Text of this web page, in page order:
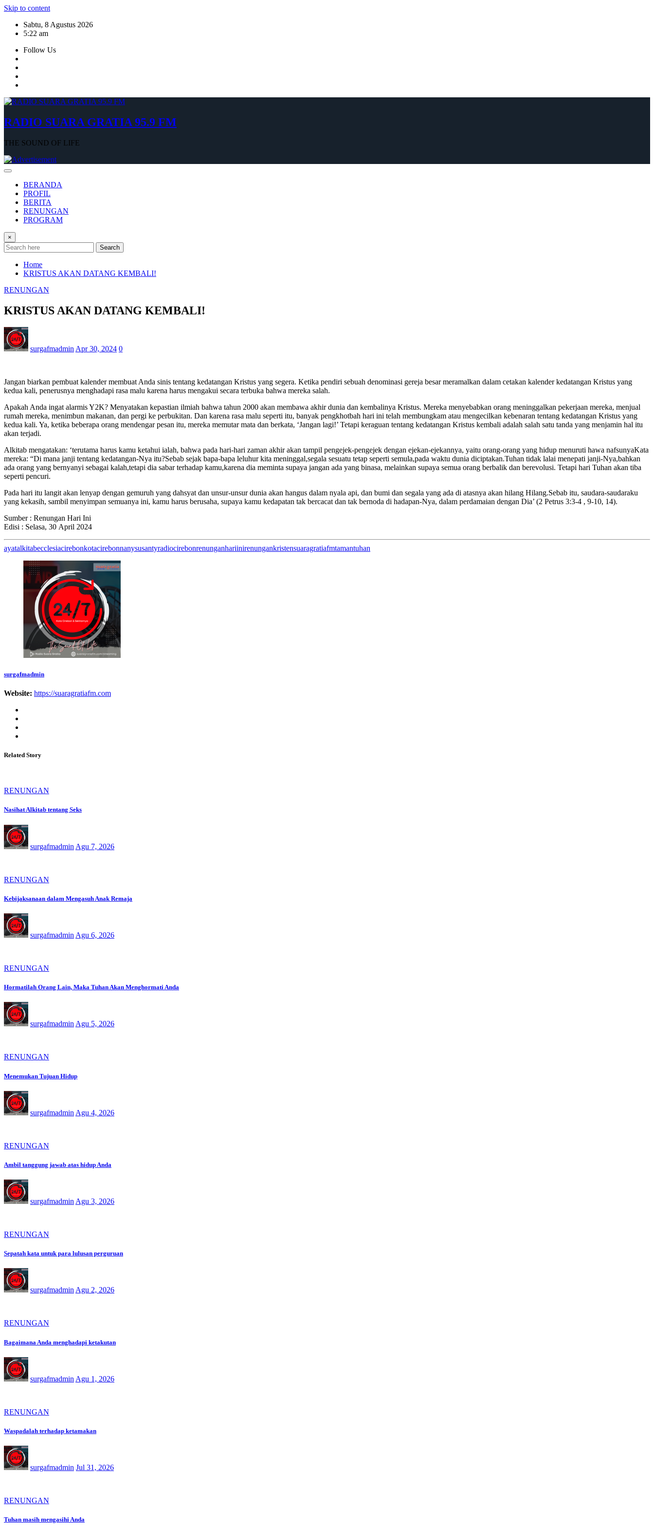
Skip to content
Sabtu, 8 Agustus 2026
5:22 am
Follow Us
RADIO SUARA GRATIA 95.9 FM
THE SOUND OF LIFE
BERANDA
PROFIL
BERITA
RENUNGAN
PROGRAM
×
Search
Home
KRISTUS AKAN DATANG KEMBALI!
RENUNGAN
KRISTUS AKAN DATANG KEMBALI!
surgafmadmin Apr 30, 2024 0
Jangan biarkan pembuat kalender membuat Anda sinis tentang kedatangan Kristus yang segera. Ketika pendiri sebuah denominasi gereja besar meramalkan dalam cetakan kalender kedatangan Kristus yang
kedua kali, penerusnya menghadapi rasa malu karena harus mengakui secara terbuka bahwa mereka salah.
Apakah Anda ingat alarmis Y2K? Menyatakan kepastian ilmiah bahwa tahun 2000 akan membawa akhir dunia dan kembalinya Kristus. Mereka menyebabkan orang meninggalkan pekerjaan mereka, menjual
rumah mereka, menimbun makanan, dan pergi ke perbukitan. Dan karena rasa malu seperti itu, banyak pengkhotbah hari ini telah membungkam atau mengecilkan kebenaran tentang kedatangan Kristus yang
kedua kali. Ya, ketika beberapa orang mendengar pesan itu, mereka memutar mata dan berkata, ‘Jangan lagi!’ Tetapi keraguan tentang kedatangan Kristus kembali adalah salah satu tanda yang menjamin hal itu
akan terjadi.
Alkitab mengatakan: ‘terutama harus kamu ketahui ialah, bahwa pada hari-hari zaman akhir akan tampil pengejek-pengejek dengan ejekan-ejekannya, yaitu orang-orang yang hidup menuruti hawa nafsunyaKata
mereka: “Di mana janji tentang kedatangan-Nya itu?Sebab sejak bapa-bapa leluhur kita meninggal,segala sesuatu tetap seperti semula,pada waktu dunia diciptakan.Tuhan tidak lalai menepati janji-Nya,bahkan
ada orang yang bernyanyi sebagai kalah,tetapi dia sabar terhadap kamu,karena dia meminta supaya jangan ada yang binasa, melainkan supaya semua orang berbalik dan berevolusi. Tetapi hari Tuhan akan tiba
seperti pencuri.
Pada hari itu langit akan lenyap dengan gemuruh yang dahsyat dan unsur-unsur dunia akan hangus dalam nyala api, dan bumi dan segala yang ada di atasnya akan hilang Hilang.Sebab itu, saudara-saudaraku
yang kekasih, sambil menyimpan semuanya ini, kamu harus berusaha, supaya kamu kedapatan tak bercacat dan tak bernoda di hadapan-Nya, dalam perdamaian dengan Dia’ (2 Petrus 3:3-4 , 9-10, 14).
Sumber : Renungan Hari Ini
Edisi : Selasa, 30 April 2024
ayatalkitabecclesiacirebonkotacirebonnanysusantyradiocirebonrenunganhariinirenungankristensuaragratiafmtamantuhan
surgafmadmin
Website: https://suaragratiafm.com
Related Story
RENUNGAN
Nasihat Alkitab tentang Seks
surgafmadmin Agu 7, 2026
RENUNGAN
Kebijaksanaan dalam Mengasuh Anak Remaja
surgafmadmin Agu 6, 2026
RENUNGAN
Hormatilah Orang Lain, Maka Tuhan Akan Menghormati Anda
surgafmadmin Agu 5, 2026
RENUNGAN
Menemukan Tujuan Hidup
surgafmadmin Agu 4, 2026
RENUNGAN
Ambil tanggung jawab atas hidup Anda
surgafmadmin Agu 3, 2026
RENUNGAN
Sepatah kata untuk para lulusan perguruan
surgafmadmin Agu 2, 2026
RENUNGAN
Bagaimana Anda menghadapi ketakutan
surgafmadmin Agu 1, 2026
RENUNGAN
Waspadalah terhadap ketamakan
surgafmadmin Jul 31, 2026
RENUNGAN
Tuhan masih mengasihi Anda